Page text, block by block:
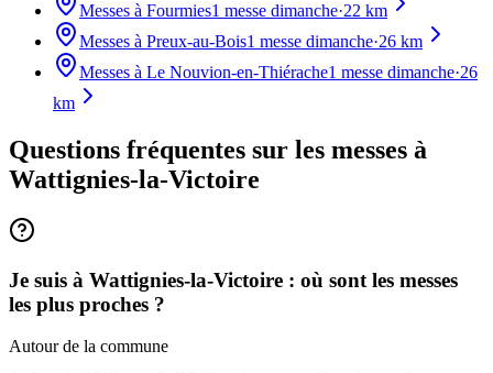
Messes à Fourmies1 messe dimanche·22 km
Messes à Preux-au-Bois1 messe dimanche·26 km
Messes à Le Nouvion-en-Thiérache1 messe dimanche·26
km
Questions fréquentes sur les messes à
Wattignies-la-Victoire
Je suis à Wattignies-la-Victoire : où sont les messes
les plus proches ?
Autour de la commune